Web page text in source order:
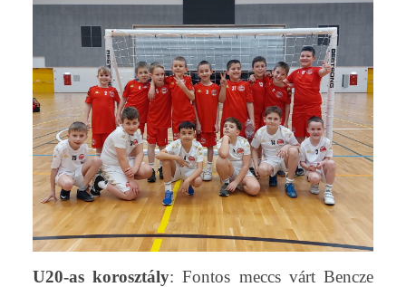
U20-as korosztály: Fontos meccs várt Bencze